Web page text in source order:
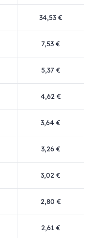
34,53 €
7,53 €
5,37 €
4,62 €
3,64 €
3,26 €
3,02 €
2,80 €
2,61 €